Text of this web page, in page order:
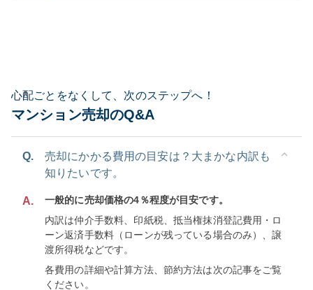
心配ごとをなくして、次のステップへ！
マンション売却のQ&A
Q.
売却にかかる費用の目安は？大まかな内訳も
知りたいです。
A.
一般的に売却価格の4％程度が目安です。
内訳は仲介手数料、印紙税、抵当権抹消登記費用・ロ
ーン返済手数料（ローンが残っている場合のみ）、譲
渡所得税などです。
各費用の詳細や計算方法、節約方法は次の記事をご覧
ください。